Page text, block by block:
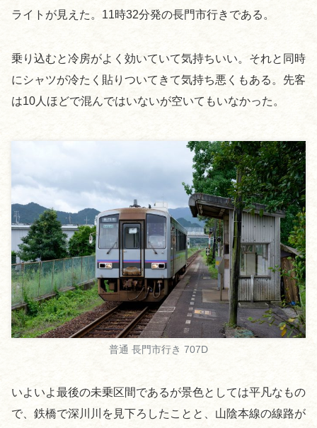
ライトが見えた。11時32分発の長門市行きである。
乗り込むと冷房がよく効いていて気持ちいい。それと同時
にシャツが冷たく貼りついてきて気持ち悪くもある。先客
は10人ほどで混んではいないが空いてもいなかった。
普通 長門市行き 707D
いよいよ最後の未乗区間であるが景色としては平凡なもの
で、鉄橋で深川川を見下ろしたことと、山陰本線の線路が